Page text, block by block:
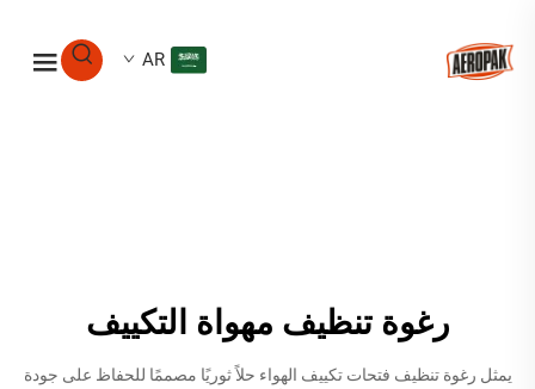
AR
رغوة تنظيف مهواة التكييف
يمثل رغوة تنظيف فتحات تكييف الهواء حلاً ثوريًا مصممًا للحفاظ على جودة